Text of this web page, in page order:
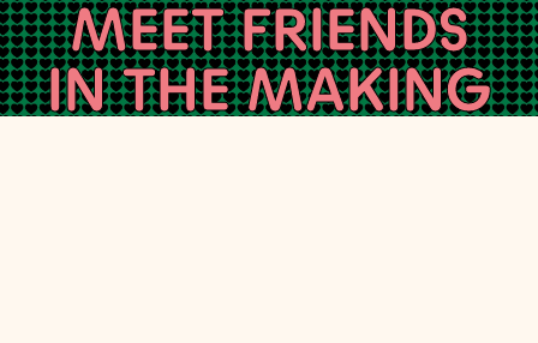
MEET FRIENDS
IN THE MAKING